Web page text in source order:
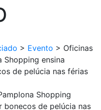
> Evento > Oficinas
Shopping ensina
de pelúcia nas férias
Shopping
bonecos de pelúcia nas